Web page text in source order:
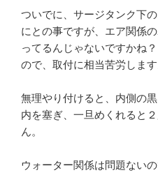
ついでに、サージタンク下
にとの事ですが、エア関係
ってるんじゃないですかね
ので、取付に相当苦労します
無理やり付けると、内側の
内を塞ぎ、一旦めくれると
ん。
ウォーター関係は問題ない